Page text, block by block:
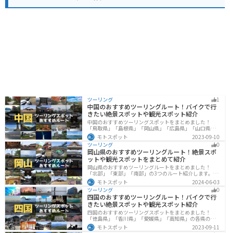
っているので、耶馬渓の自然を満喫するサイクリングも
ツーリング 1
中国のおすすめツーリングルート！バイクで行
きたい絶景スポットや観光スポット紹介
中国のおすすめツーリングスポットをまとめました！
「鳥取県」「島根県」「岡山県」「広島県」「山口県」
の各県の観光地紹介します。自然豊かな山々や湖、温泉
地が点在し、四季折々の景色を楽しめるスポットが多数
あります。バイクで中国にツーリングに行く際は参考に
してください。
モトスポット
2023-09-10
ツーリング
0
岡山県のおすすめツーリングルート！絶景スポ
ットや観光スポットをまとめて紹介
岡山県のおすすめツーリングルートをまとめました！
「北部」「東部」「南部」の3つのルート紹介します。岡
山市や倉敷市など、歴史ある街並みも魅力的で、バイク
ツーリングに最適なスポットが多数あります。バイクで
岡山県にツーリングに行く際は参考にしてください。
モトスポット
2024-06-03
ツーリング
0
四国のおすすめツーリングルート！バイクで行
きたい絶景スポットや観光スポット紹介
四国のおすすめツーリングスポットをまとめました！
「徳島県」「香川県」「愛媛県」「高知県」の各県の観
光地紹介します。自然豊かな山々や湖、温泉地が点在
し、四季折々の景色を楽しめるスポットが多数ありま
モトスポット
2023-09-11